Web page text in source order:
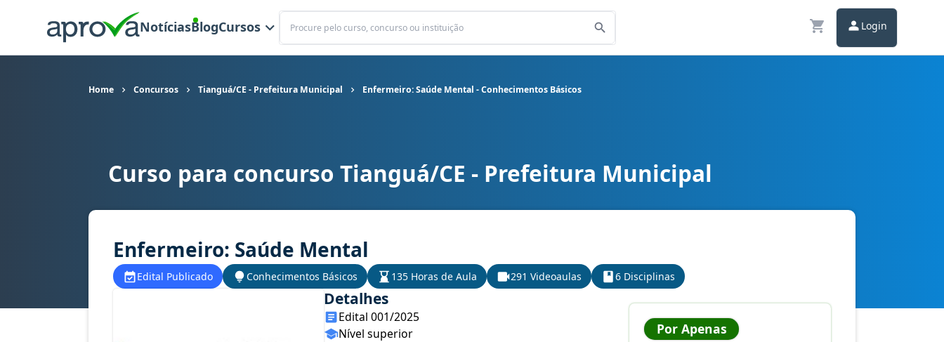
NotíciasBlogCursos
Buscar
Login
Home Concursos Tianguá/CE - Prefeitura Municipal Enfermeiro: Saúde Mental - Conhecimentos Básicos
Curso para concurso Tianguá/CE - Prefeitura Municipal cargo Enfermeiro: Saúde Mental - Conhecimentos Básicos
Curso para concurso Tianguá/CE - Prefeitura Municipal
Enfermeiro: Saúde Mental
Edital Publicado Conhecimentos Básicos 135 Horas de Aula 291 Videoaulas 6 Disciplinas
Detalhes
Edital 001/2025
Nível superior
Por Apenas